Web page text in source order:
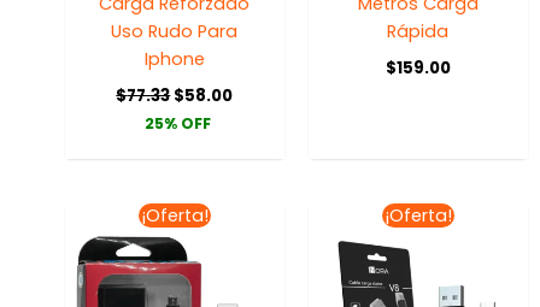
Uso Rudo Para
Iphone
$77.33$58.00
25% OFF
Rápida
$159.00
¡Oferta!
El
precio
original
era:
$141.43.
¡Oferta!
El
precio
$109.86.